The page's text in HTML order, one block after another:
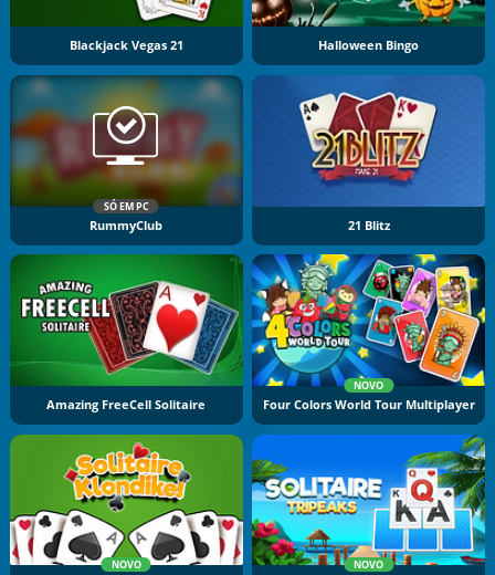
Blackjack Vegas 21 Halloween Bingo
SÓ EM PC
RummyClub 21 Blitz
Amazing FreeCell Solitaire
NOVO
Four Colors World Tour Multiplayer
NOVO NOVO